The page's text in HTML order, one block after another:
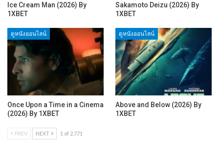
Ice Cream Man (2026) By
1XBET
Sakamoto Deizu (2026) By
1XBET
ดูหนังออนไลน์
Once Upon a Time in a Cinema
(2026) By 1XBET
ดูหนังออนไลน์
Above and Below (2026) By
1XBET
PREV NEXT 1 of 2,771